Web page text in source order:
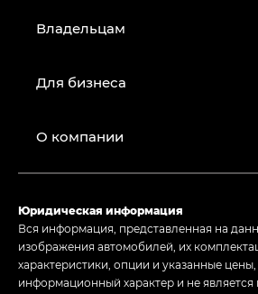
Владельцам
Для бизнеса
О компании
Юридическая информация
Вся информация, представленная на
изображения автомобилей, их
характеристики, опции и указанные
информационный характер и не